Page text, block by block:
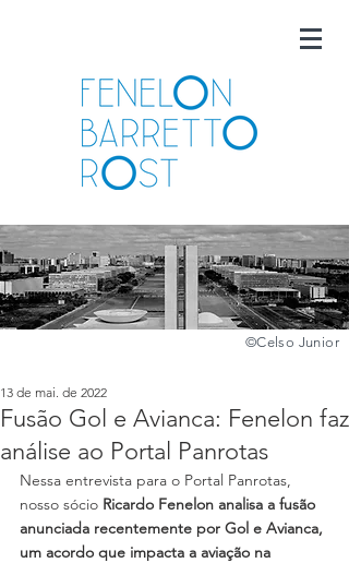
©️Celso Junior
Fusão Gol e Avianca: Fenelon faz
análise ao Portal Panrotas
13 de mai. de 2022
Nessa entrevista para o Portal Panrotas,
nosso sócio Ricardo Fenelon analisa a fusão
anunciada recentemente por Gol e Avianca,
um acordo que impacta a aviação na